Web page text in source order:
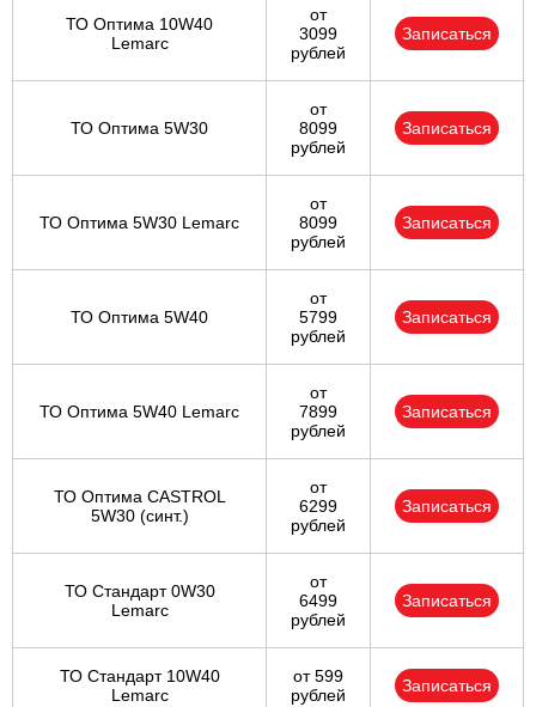
ТО Оптима 10W40
Lemarc
от
3099
рублей
Записаться
ТО Оптима 5W30
от
8099
рублей
Записаться
ТО Оптима 5W30 Lemarc
от
8099
рублей
Записаться
ТО Оптима 5W40
от
5799
рублей
Записаться
ТО Оптима 5W40 Lemarc
от
7899
рублей
Записаться
ТО Оптима CASTROL
5W30 (синт.)
от
6299
рублей
Записаться
ТО Стандарт 0W30
Lemarc
от
6499
рублей
Записаться
ТО Стандарт 10W40
Lemarc
от 599
рублей
Записаться